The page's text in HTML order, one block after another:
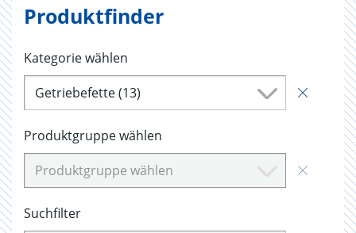
Produktfinder
Kategorie wählen
Getriebefette (13)
Produktgruppe wählen
Produktgruppe wählen
Suchfilter